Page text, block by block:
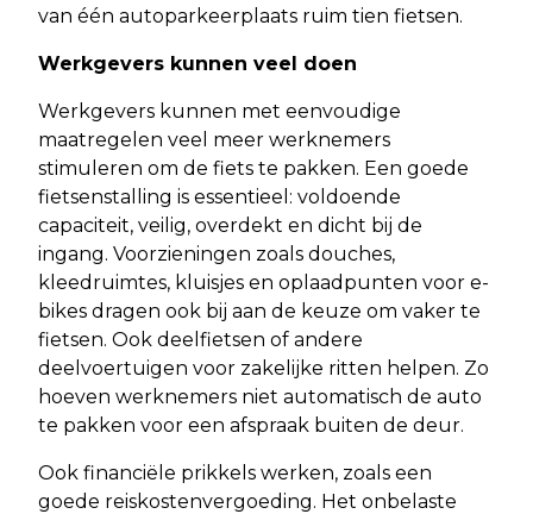
van één autoparkeerplaats ruim tien fietsen.
Werkgevers kunnen veel doen
Werkgevers kunnen met eenvoudige
maatregelen veel meer werknemers
stimuleren om de fiets te pakken. Een goede
fietsenstalling is essentieel: voldoende
capaciteit, veilig, overdekt en dicht bij de
ingang. Voorzieningen zoals douches,
kleedruimtes, kluisjes en oplaadpunten voor e-
bikes dragen ook bij aan de keuze om vaker te
fietsen. Ook deelfietsen of andere
deelvoertuigen voor zakelijke ritten helpen. Zo
hoeven werknemers niet automatisch de auto
te pakken voor een afspraak buiten de deur.
Ook financiële prikkels werken, zoals een
goede reiskostenvergoeding. Het onbelaste